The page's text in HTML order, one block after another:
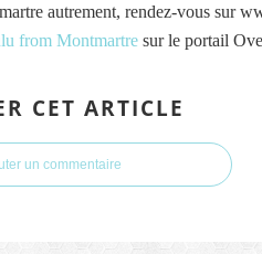
autrement, rendez-vous sur
from Montmartre sur le portail
CET ARTICLE
un commentaire